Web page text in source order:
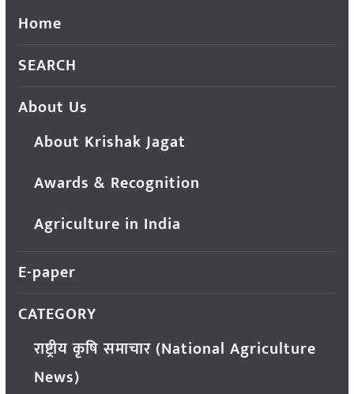
Home
SEARCH
About Us
About Krishak Jagat
Awards & Recognition
Agriculture in India
E-paper
CATEGORY
राष्ट्रीय कृषि समाचार (National Agriculture
News)